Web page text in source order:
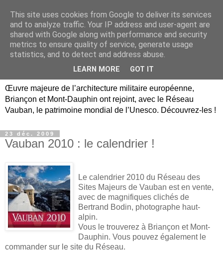
Briançon, Mont-Dauphin,
Vauban Unesco Hautes-
Œuvre majeure de l’architecture militaire européenne,
Briançon et Mont-Dauphin ont rejoint, avec le Réseau
Vauban, le patrimoine mondial de l’Unesco. Découvrez-les !
23 déc. 2009
Vauban 2010 : le calendrier !
Le calendrier 2010 du Réseau des
Sites Majeurs de Vauban est en vente,
avec de magnifiques clichés de
Bertrand Bodin, photographe haut-
alpin.
Vous le trouverez à Briançon et Mont-
Dauphin. Vous pouvez également le
commander sur le site du Réseau.
This site uses cookies from Google to deliver its services
and to analyze traffic. Your IP address and user-agent are
shared with Google along with performance and security
metrics to ensure quality of service, generate usage
statistics, and to detect and address abuse.
LEARN MORE GOT IT